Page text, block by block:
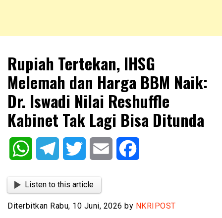
NKRIPOST
Rupiah Tertekan, IHSG
Melemah dan Harga BBM Naik:
Dr. Iswadi Nilai Reshuffle
Kabinet Tak Lagi Bisa Ditunda
WhatsAppTelegram Twitter Email
Listen to this article
Diterbitkan Rabu, 10 Juni, 2026 by NKRIPOST